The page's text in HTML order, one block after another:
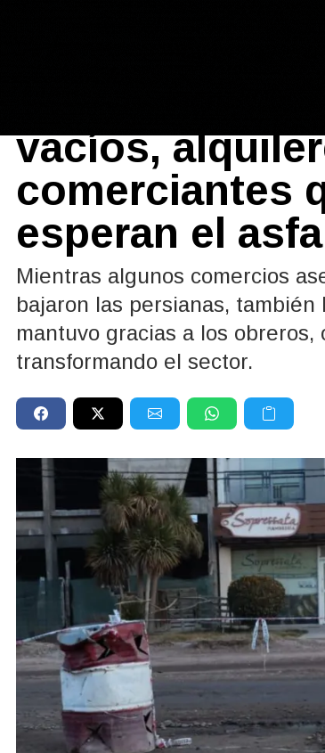
Obras sobre
vacíos,
comerciantes
esperan el
Mientras algunos comercios
bajaron las persianas,
mantuvo gracias a los
transformando el sector.